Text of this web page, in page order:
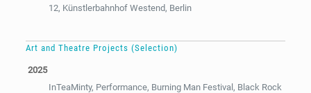
12, Künstlerbahnhof Westend, Berlin
Art and Theatre Projects (Selection)
2025
InTeaMinty, Performance, Burning Man Festival, Black Rock